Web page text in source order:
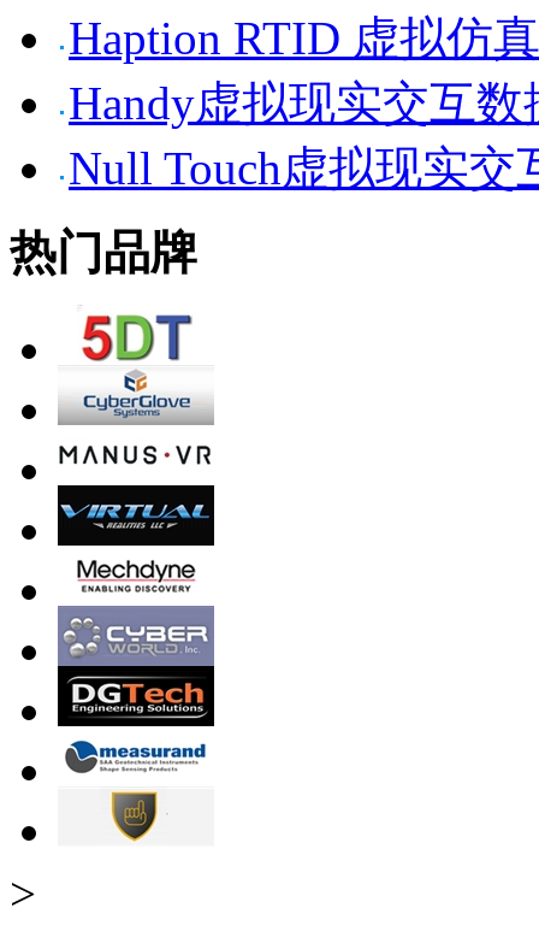
Haption RTID 虚拟仿
Handy虚拟现实交互数
Null Touch虚拟现实交
热门品牌
>